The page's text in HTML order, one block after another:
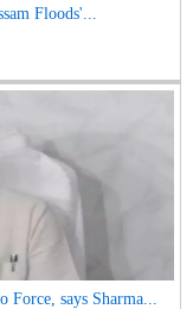
Floods'...
Force, says Sharma...